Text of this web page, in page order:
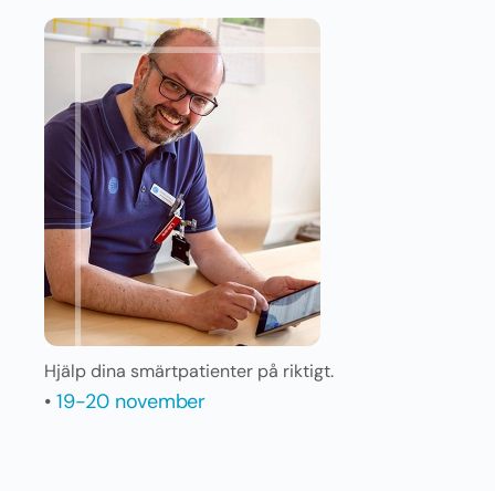
Hjälp dina smärtpatienter på riktigt.
• 19-20 november